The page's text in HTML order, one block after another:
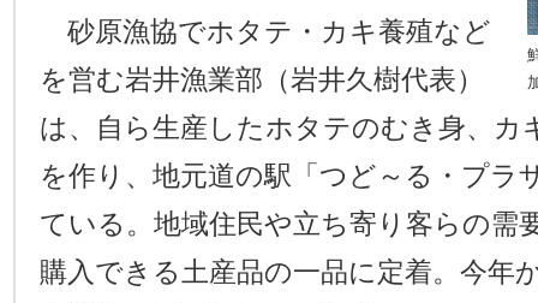
砂原漁協でホタテ・カキ養殖など
を営む岩井漁業部（岩井久樹代表）
は、自ら生産したホタテのむき身、カ
を作り、地元道の駅「つど～る・プラ
ている。地域住民や立ち寄り客らの需
購入できる土産品の一品に定着。今年